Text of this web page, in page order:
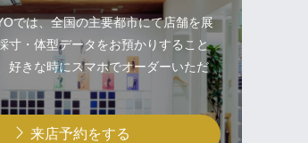
では、全国の主要都市にて店舗を展
寸・体型データをお預かりすること
好きな時にスマホでオーダーいただ
来店予約をする